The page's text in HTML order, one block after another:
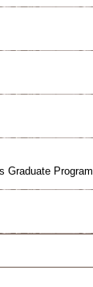
Graduate Program